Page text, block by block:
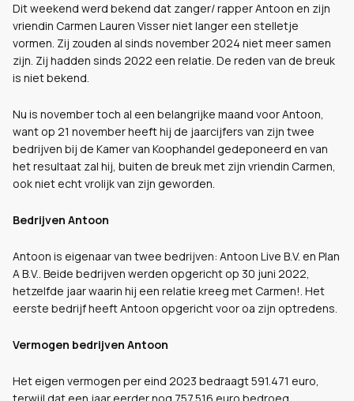
Dit weekend werd bekend dat zanger/ rapper Antoon en zijn
vriendin Carmen Lauren Visser niet langer een stelletje
vormen. Zij zouden al sinds november 2024 niet meer samen
zijn. Zij hadden sinds 2022 een relatie. De reden van de breuk
is niet bekend.
Nu is november toch al een belangrijke maand voor Antoon,
want op 21 november heeft hij de jaarcijfers van zijn twee
bedrijven bij de Kamer van Koophandel gedeponeerd en van
het resultaat zal hij, buiten de breuk met zijn vriendin Carmen,
ook niet echt vrolijk van zijn geworden.
Bedrijven Antoon
Antoon is eigenaar van twee bedrijven: Antoon Live B.V. en Plan
A B.V.. Beide bedrijven werden opgericht op 30 juni 2022,
hetzelfde jaar waarin hij een relatie kreeg met Carmen!. Het
eerste bedrijf heeft Antoon opgericht voor oa zijn optredens.
Vermogen bedrijven Antoon
Het eigen vermogen per eind 2023 bedraagt 591.471 euro,